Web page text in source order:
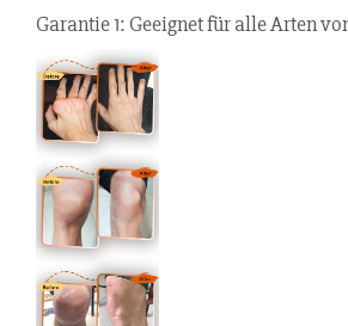
Garantie 1: Geeignet für alle Arten